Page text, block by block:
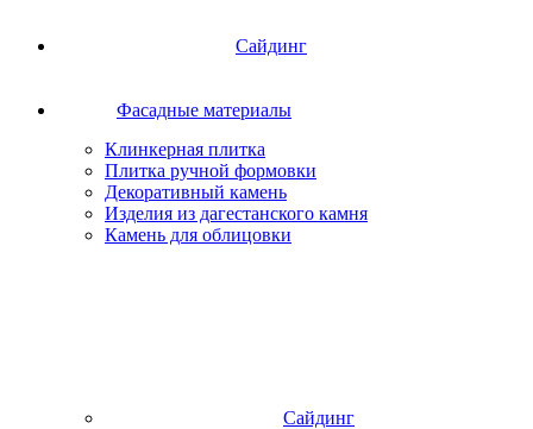
Сайдинг
Фасадные материалы
Клинкерная плитка
Плитка ручной формовки
Декоративный камень
Изделия из дагестанского камня
Камень для облицовки
Сайдинг